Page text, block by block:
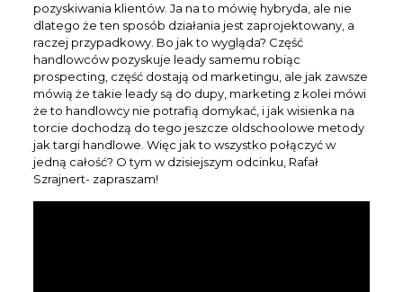
pozyskiwania klientów. Ja na to mówię hybryda, ale nie
dlatego że ten sposób działania jest zaprojektowany, a
raczej przypadkowy. Bo jak to wygląda? Część
handlowców pozyskuje leady samemu robiąc
prospecting, część dostają od marketingu, ale jak zawsze
mówią że takie leady są do dupy, marketing z kolei mówi
że to handlowcy nie potrafią domykać, i jak wisienka na
torcie dochodzą do tego jeszcze oldschoolowe metody
jak targi handlowe. Więc jak to wszystko połączyć w
jedną całość? O tym w dzisiejszym odcinku, Rafał
Szrajnert- zapraszam!